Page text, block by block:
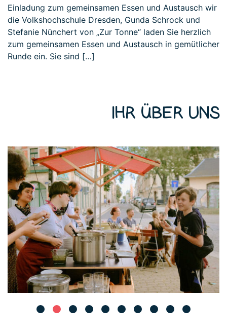
Einladung zum gemeinsamen Essen und Austausch wir
die Volkshochschule Dresden, Gunda Schrock und
Stefanie Nünchert von „Zur Tonne“ laden Sie herzlich
zum gemeinsamen Essen und Austausch in gemütlicher
Runde ein. Sie sind […]
IHR ÜBER UNS